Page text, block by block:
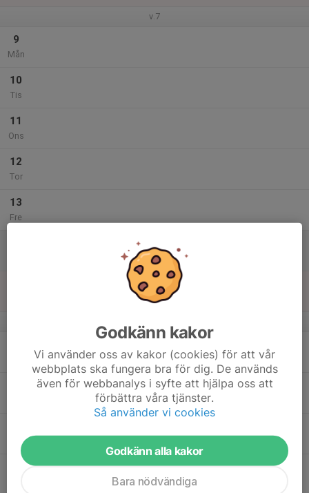
v.7
9
Mån
10
Tis
11
Ons
12
Tor
13
Fre
Ons
Godkänn kakor
Vi använder oss av kakor (cookies) för att vår
webbplats ska fungera bra för dig. De används
även för webbanalys i syfte att hjälpa oss att
förbättra våra tjänster.
Så använder vi cookies
Godkänn alla kakor
Bara nödvändiga